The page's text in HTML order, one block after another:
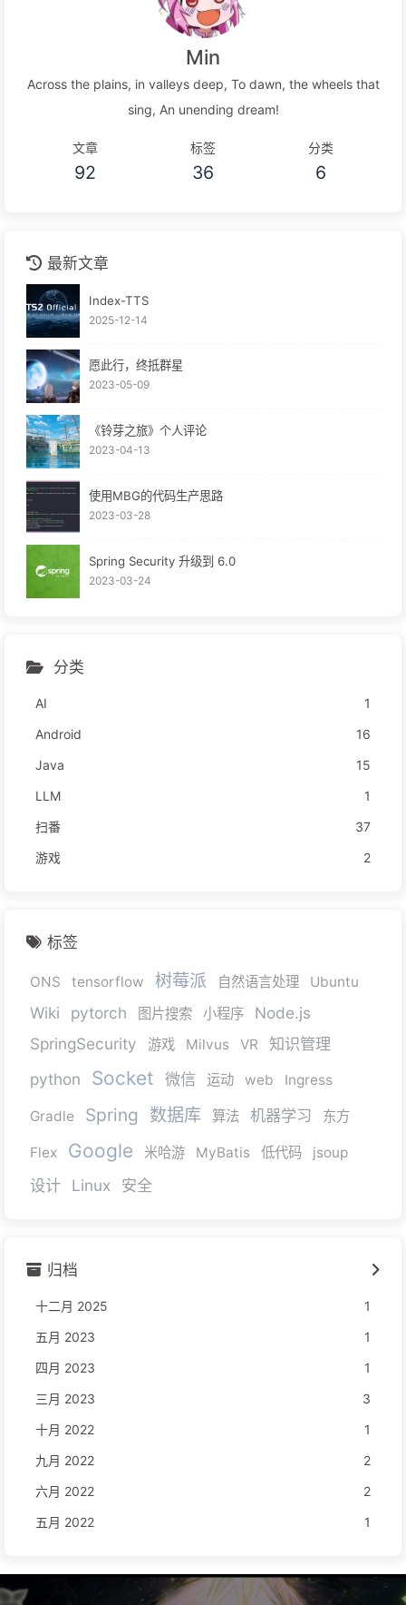
Min
Across the plains, in valleys deep, To dawn, the wheels that
sing, An unending dream!
文章
92
标签
36
分类
6
最新文章
Index-TTS
2025-12-14
愿此行，终抵群星
2023-05-09
《铃芽之旅》个人评论
2023-04-13
使用MBG的代码生产思路
2023-03-28
Spring Security 升级到 6.0
2023-03-24
分类
AI
1
Android
16
Java
15
LLM
1
扫番
37
游戏
2
标签
ONS tensorflow 树莓派 自然语言处理 Ubuntu
Wiki pytorch 图片搜索 小程序
Node.js
SpringSecurity
游戏 Milvus VR
知识管理
python
Socket 微信 运动 web Ingress
Gradle Spring 数据库 算法 机器学习 东方
Flex Google 米哈游 MyBatis 低代码 jsoup
设计 Linux 安全
归档
十二月 2025
1
五月 2023
1
四月 2023
1
三月 2023
3
十月 2022
1
九月 2022
2
六月 2022
2
五月 2022
1